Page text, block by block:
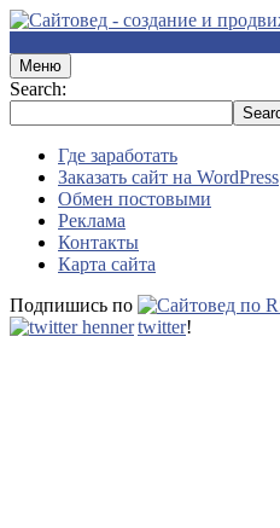
Меню
Search:
Где заработать
Заказать сайт на WordPress
Обмен постовыми
Реклама
Контакты
Карта сайта
Подпишись по
twitter!